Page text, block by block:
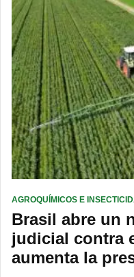
AGROQUÍMICOS E
Brasil abre un
judicial contra
aumenta la